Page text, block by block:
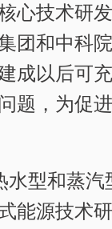
心技术研
团和中科
成以后可
题，为促
水型和蒸
能源技术